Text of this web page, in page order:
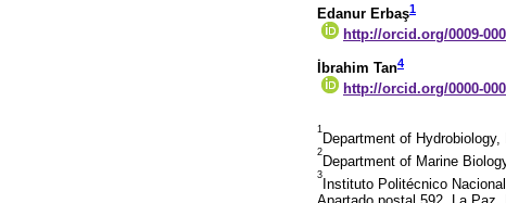
Edanur Erbaş1
http://orcid.org/0009-
İbrahim Tan4
http://orcid.org/0000-
1
Department of
2
Department of Marine
3
Instituto Politécnico